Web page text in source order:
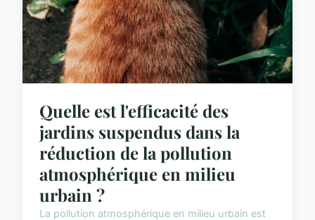
Quelle est l'efficacité des
jardins suspendus dans la
réduction de la pollution
atmosphérique en milieu
urbain ?
La pollution atmosphérique en milieu urbain est